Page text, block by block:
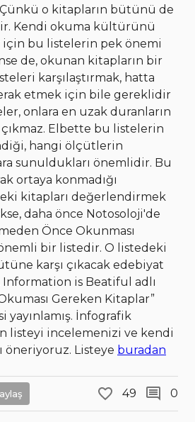
o kitapların bütünü de
Kendi okuma kültürünü
bu listelerin pek önemi
de, okunan kitapların bir
karşılaştırmak, hatta
etmek için bile gereklidir
onlara en uzak duranların
Elbette bu listelerin
hangi ölçütlerin
sunuldukları önemlidir. Bu
ortaya konmadığı
kitapları değerlendirmek
daha önce Notosoloji'de
Önce Okunması
bir listedir. O listedeki
karşı çıkacak edebiyat
is Beatiful adlı
Gereken Kitaplar”
İnfografik
listeyi incelemenizi ve kendi
öneriyoruz. Listeye buradan
49 0